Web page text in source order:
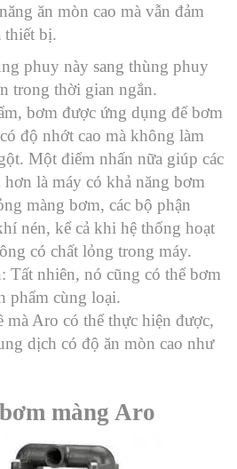
ăn mòn cao mà vẫn đảm
thiết bị.
phuy này sang thùng phuy
trong thời gian ngắn.
bơm được ứng dụng để bơm
độ nhớt cao mà không làm
Một điểm nhấn nữa giúp các
là máy có khả năng bơm
màng bơm, các bộ phận
nén, kể cả khi hệ thống hoạt
có chất lỏng trong máy.
Tất nhiên, nó cũng có thể bơm
phẩm cùng loại.
mà Aro có thể thực hiện được,
dịch có độ ăn mòn cao như
màng Aro